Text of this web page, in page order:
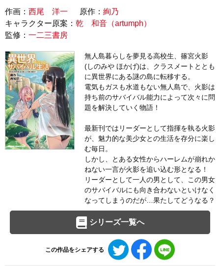
作画： 西尾 洋一 原作： 絢乃
キャラクター原案： 乾 和音（artumph）
監修： 一二三書房
無人島暮らしを夢見る高校生、篠宮火影
(しのみや ほかげ)は、クラスメートととも
に異世界にある謎の島に転移する。
電気もガスも水道もない無人島で、火影は
持ち前のサバイバル能力によって次々に問
題を解決していく物語！
最新刊ではリーダーとして指揮を執る火影
が、魅力的な美少女との生活を存分に楽し
む毎日。
しかし、とある女性からハーレムが崩れか
ねない一言が火影を追い込む形となる！
リーダーとして一人の男として、この男女
のサバイバルにも向き合わないといけなく
なってしまうのだが…果たしてどうなる？
シリーズ一覧へ
この作品をシェアする
Twitter
で
Facebook
で
で